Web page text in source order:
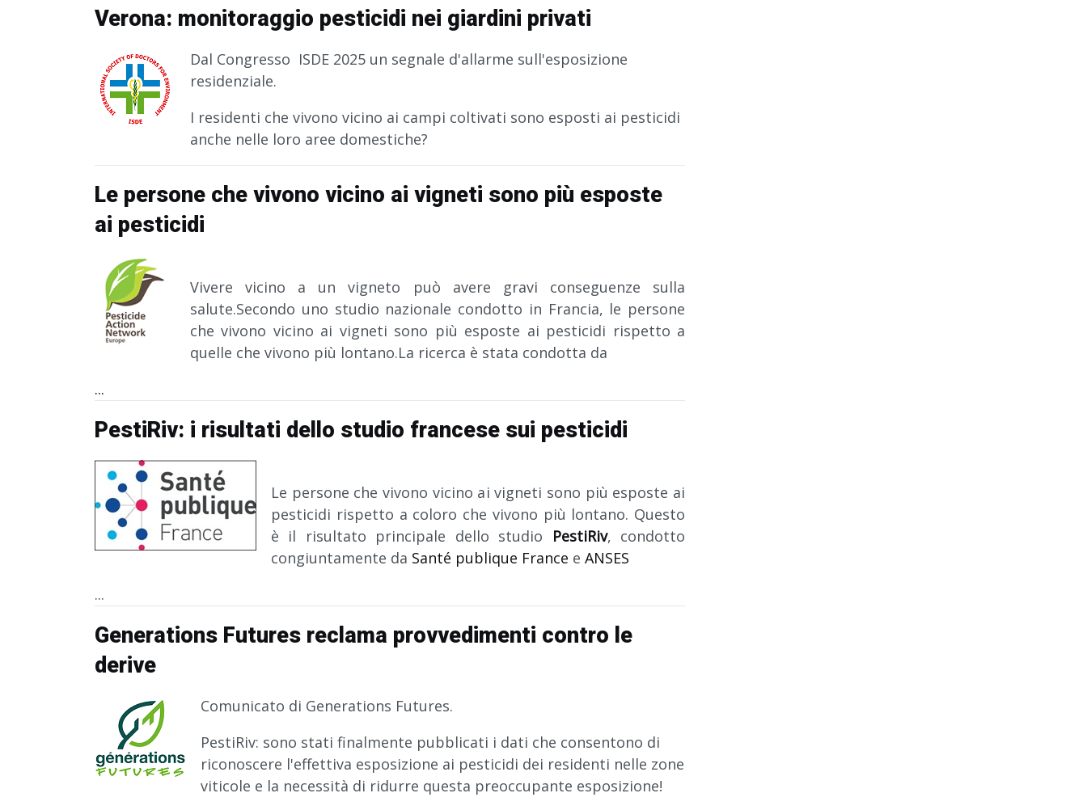
Verona: monitoraggio pesticidi nei giardini privati
Dal Congresso ISDE 2025 un segnale d'allarme sull'esposizione
residenziale.
I residenti che vivono vicino ai campi coltivati sono esposti ai pesticidi
anche nelle loro aree domestiche?
Le persone che vivono vicino ai vigneti sono più esposte
ai pesticidi
Vivere vicino a un vigneto può avere gravi conseguenze sulla
salute.Secondo uno studio nazionale condotto in Francia, le persone
che vivono vicino ai vigneti sono più esposte ai pesticidi rispetto a
quelle che vivono più lontano.La ricerca è stata condotta da
...
PestiRiv: i risultati dello studio francese sui pesticidi
Le persone che vivono vicino ai vigneti sono più esposte ai
pesticidi rispetto a coloro che vivono più lontano. Questo
è il risultato principale dello studio
PestiRiv, condotto
congiuntamente da Santé publique France e ANSES
...
Generations Futures reclama provvedimenti contro le
derive
Comunicato di Generations Futures.
PestiRiv: sono stati finalmente pubblicati i dati che consentono di
riconoscere l'effettiva esposizione ai pesticidi dei residenti nelle zone
viticole e la necessità di ridurre questa preoccupante esposizione!